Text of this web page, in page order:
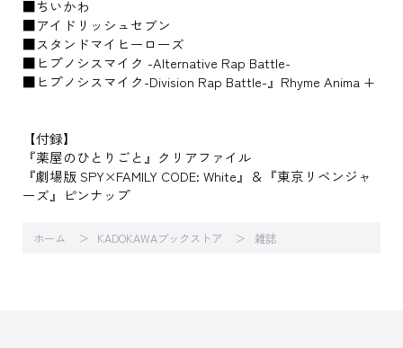
■ちいかわ
■アイドリッシュセブン
■スタンドマイヒーローズ
■ヒプノシスマイク -Alternative Rap Battle-
■ヒプノシスマイク-Division Rap Battle-』Rhyme Anima +
【付録】
『薬屋のひとりごと』クリアファイル
『劇場版 SPY×FAMILY CODE: White』＆『東京リベンジャ
ーズ』ピンナップ
ホーム KADOKAWAブックストア 雑誌